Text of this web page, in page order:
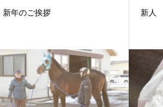
新年のご挨拶 新人